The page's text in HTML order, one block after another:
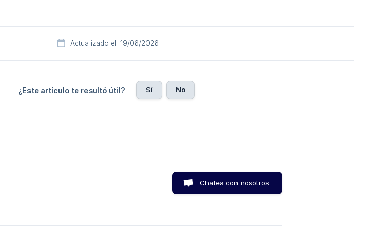
Actualizado el: 19/06/2026
¿Este artículo te resultó útil? Sí No
Chatea con nosotros